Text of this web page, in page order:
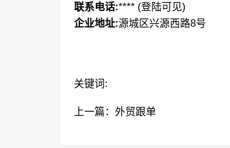
联系电话:**** (登陆可见)
企业地址:源城区兴源西路8号
关键词:
上一篇： 外贸跟单